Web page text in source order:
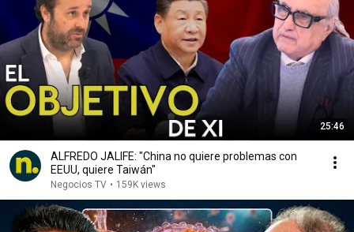
25:46
ALFREDO JALIFE: "China no quiere problemas con
EEUU, quiere Taiwán"
Negocios TV • 159K views